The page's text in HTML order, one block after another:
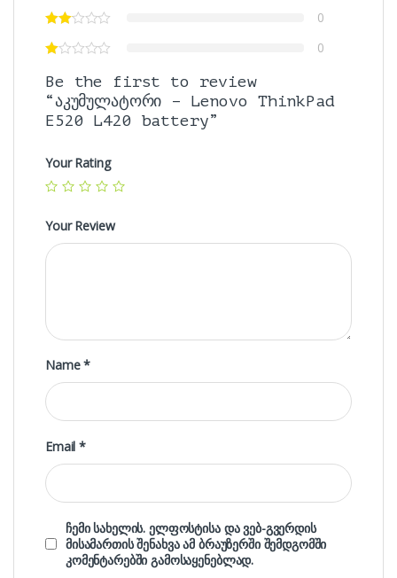
0
0
Be the first to review
“აკუმულატორი – Lenovo ThinkPad
E520 L420 battery”
Your Rating
Your Review
Name*
Email*
ჩემი სახელის. ელფოსტისა და ვებ-გვერდის
მისამართის შენახვა ამ ბრაუზერში შემდგომში
კომენტარებში გამოსაყენებლად.